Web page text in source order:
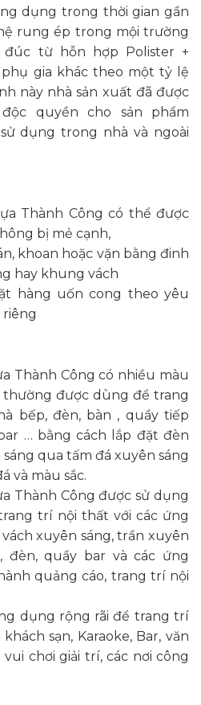
dụng trong thời gian gần
rung ép trong mội trường
từ hỗn hợp Polister +
gia khác theo một tỷ lệ
này nhà sản xuất đã được
quyền cho sản phẩm
dụng trong nhà và ngoài
Thành Công có thể được
bị mẻ cạnh,
khoan hoặc vặn bằng đinh
hay khung vách
hàng uốn cong theo yêu
Thành Công có nhiều màu
thường được dùng để trang
bếp, đèn, bàn , quầy tiếp
… bằng cách lắp đặt đèn
qua tấm đá xuyên sáng
và màu sắc.
Thành Công được sử dụng
trí nội thất với các ứng
xuyên sáng, trần xuyên
đèn, quầy bar và các ứng
quảng cáo, trang trí nội
dụng rộng rãi để trang trí
sạn, Karaoke, Bar, văn
chơi giải trí, các nơi công